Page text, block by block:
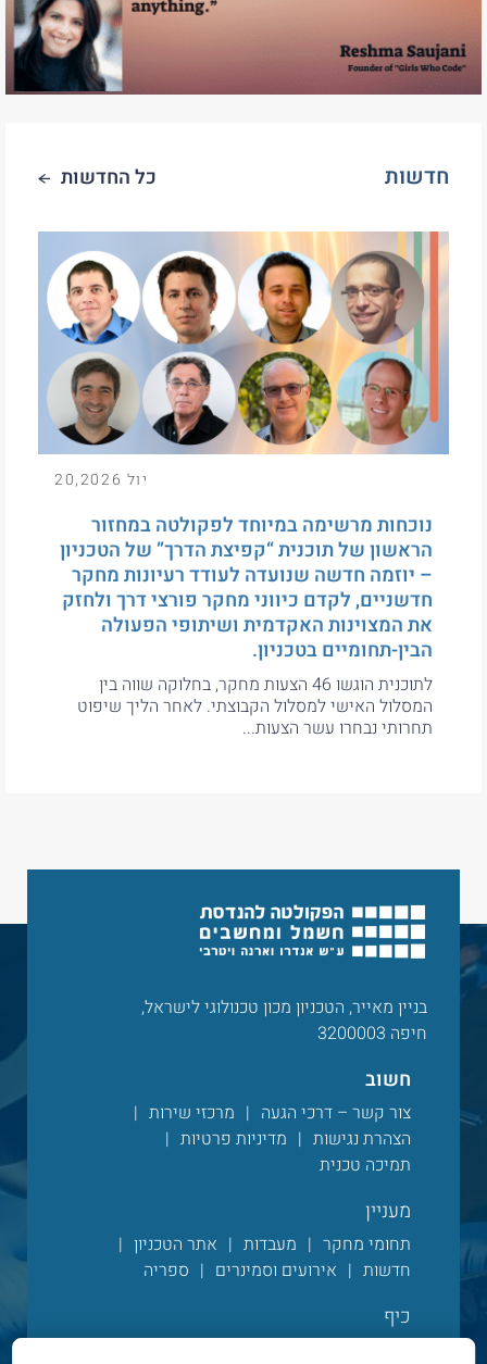
חדשות כל החדשות
יול 20,2026
נוכחות מרשימה במיוחד לפקולטה במחזור
הראשון של תוכנית “קפיצת הדרך” של הטכניון
– יוזמה חדשה שנועדה לעודד רעיונות מחקר
חדשניים, לקדם כיווני מחקר פורצי דרך ולחזק
את המצוינות האקדמית ושיתופי הפעולה
הבין-תחומיים בטכניון.
לתוכנית הוגשו 46 הצעות מחקר, בחלוקה שווה בין
המסלול האישי למסלול הקבוצתי. לאחר הליך שיפוט
תחרותי נבחרו עשר הצעות...
בניין מאייר, הטכניון מכון טכנולוגי לישראל,
חיפה 3200003
חשוב
צור קשר – דרכי הגעה
מרכזי שירות
הצהרת נגישות
מדיניות פרטיות
תמיכה טכנית
מעניין
תחומי מחקר מעבדות
אתר הטכניון
חדשות
אירועים וסמינרים ספריה
כיף